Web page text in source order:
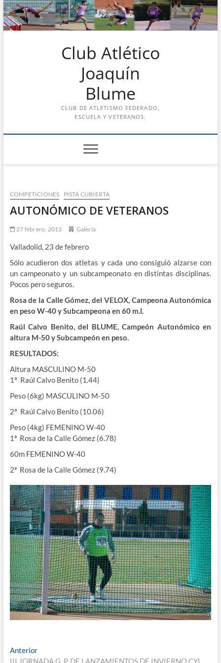
Saltar
al
contenido
Club Atlético
Joaquín
Blume
CLUB DE ATLETISMO FEDERADO,
ESCUELA Y VETERANOS.
COMPETICIONES PISTA CUBIERTA
AUTONÓMICO DE VETERANOS
27 febrero, 2013 Galería
Valladolid, 23 de febrero
Sólo acudieron dos atletas y cada uno consiguió alzarse con
un campeonato y un subcampeonato en distintas disciplinas.
Pocos pero seguros.
Rosa de la Calle Gómez,del VELOX, Campeona Autonómica
en peso W-40 y Subcampeona en 60 m.l.
Raúl Calvo Benito, del BLUME, Campeón Autonómico en
altura M-50 y Subcampeón en peso.
RESULTADOS:
Altura MASCULINO M-50
1º Raúl Calvo Benito (1.44)
Peso (6kg) MASCULINO M-50
2º Raúl Calvo Benito (10.06)
Peso (4kg) FEMENINO W-40
1ª Rosa de la Calle Gómez (6.78)
60m FEMENINO W-40
2ª Rosa de la Calle Gómez (9.74)
Navegación
AnteriorEntrada
anterior:
III JORNADA G. P. DE LANZAMIENTOS DE INVIERNO CYL